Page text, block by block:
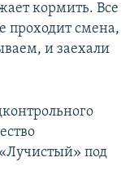
кормить. Все
проходит смена,
и заехали
под